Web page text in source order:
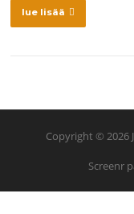
lue lisää
Copyright © 2026
Screenr